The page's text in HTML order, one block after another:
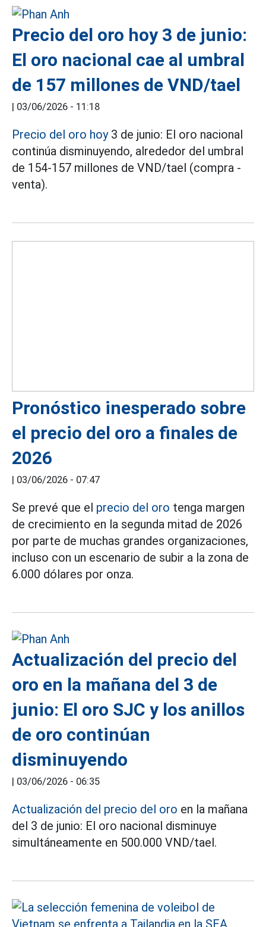
Precio del oro hoy 3 de junio:
El oro nacional cae al umbral
de 157 millones de VND/tael
| 03/06/2026 - 11:18
Precio del oro hoy3 de junio: El oro nacional
continúa disminuyendo, alrededor del umbral
de 154-157 millones de VND/tael (compra -
venta).
Pronóstico inesperado sobre
el precio del oro a finales de
2026
| 03/06/2026 - 07:47
Se prevé que el precio del oro tenga margen
de crecimiento en la segunda mitad de 2026
por parte de muchas grandes organizaciones,
incluso con un escenario de subir a la zona de
6.000 dólares por onza.
Actualización del precio del
oro en la mañana del 3 de
junio: El oro SJC y los anillos
de oro continúan
disminuyendo
| 03/06/2026 - 06:35
Actualización del precio del oro en la mañana
del 3 de junio: El oro nacional disminuye
simultáneamente en 500.000 VND/tael.